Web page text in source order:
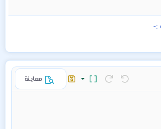
:-
تراجع إعادة تبديل الـ BB codeالمسودات
حفظ المسودة
معاينة